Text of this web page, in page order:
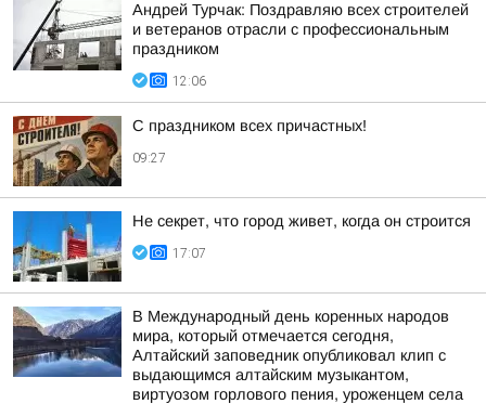
Андрей Турчак: Поздравляю всех строителей
и ветеранов отрасли с профессиональным
праздником
12:06
С праздником всех причастных!
09:27
Не секрет, что город живет, когда он строится
17:07
В Международный день коренных народов
мира, который отмечается сегодня,
Алтайский заповедник опубликовал клип с
выдающимся алтайским музыкантом,
виртуозом горлового пения, уроженцем села